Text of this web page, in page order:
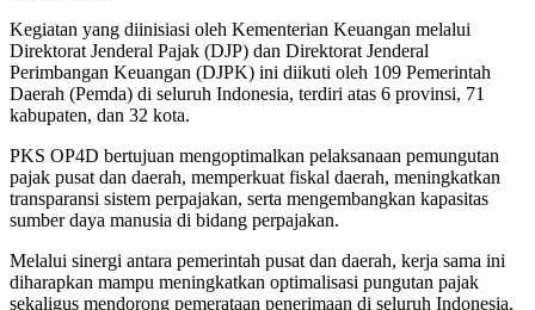
Kegiatan yang diinisiasi oleh Kementerian Keuangan melalui
Direktorat Jenderal Pajak (DJP) dan Direktorat Jenderal
Perimbangan Keuangan (DJPK) ini diikuti oleh 109 Pemerintah
Daerah (Pemda) di seluruh Indonesia, terdiri atas 6 provinsi, 71
kabupaten, dan 32 kota.
PKS OP4D bertujuan mengoptimalkan pelaksanaan pemungutan
pajak pusat dan daerah, memperkuat fiskal daerah, meningkatkan
transparansi sistem perpajakan, serta mengembangkan kapasitas
sumber daya manusia di bidang perpajakan.
Melalui sinergi antara pemerintah pusat dan daerah, kerja sama ini
diharapkan mampu meningkatkan optimalisasi pungutan pajak
sekaligus mendorong pemerataan penerimaan di seluruh Indonesia.